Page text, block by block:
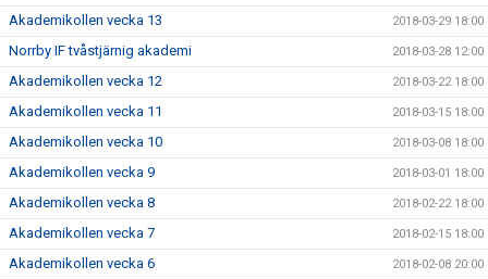
Akademikollen vecka 13 2018-03-29 18:00
Norrby IF tvåstjärnig akademi 2018-03-28 12:00
Akademikollen vecka 12 2018-03-22 18:00
Akademikollen vecka 11 2018-03-15 18:00
Akademikollen vecka 10 2018-03-08 18:00
Akademikollen vecka 9 2018-03-01 18:00
Akademikollen vecka 8 2018-02-22 18:00
Akademikollen vecka 7 2018-02-15 18:00
Akademikollen vecka 6 2018-02-08 20:00